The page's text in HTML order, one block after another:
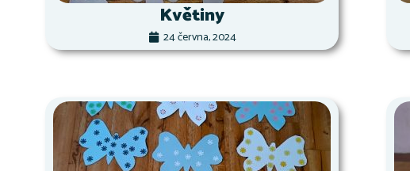
Květiny
24 června, 2024